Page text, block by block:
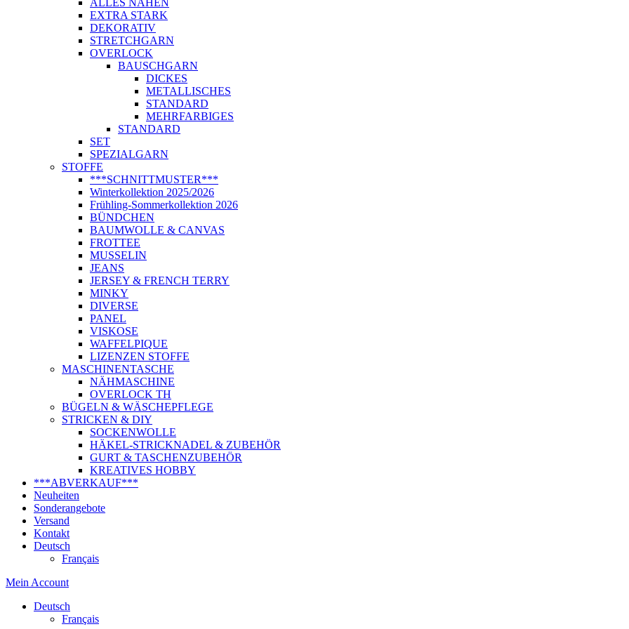
ALLES NÄHEN
EXTRA STARK
DEKORATIV
STRETCHGARN
OVERLOCK
BAUSCHGARN
DICKES
METALLISCHES
STANDARD
MEHRFARBIGES
STANDARD
SET
SPEZIALGARN
STOFFE
***SCHNITTMUSTER***
Winterkollektion 2025/2026
Frühling-Sommerkollektion 2026
BÜNDCHEN
BAUMWOLLE & CANVAS
FROTTEE
MUSSELIN
JEANS
JERSEY & FRENCH TERRY
MINKY
DIVERSE
PANEL
VISKOSE
WAFFELPIQUE
LIZENZEN STOFFE
MASCHINENTASCHE
NÄHMASCHINE
OVERLOCK TH
BÜGELN & WÄSCHEPFLEGE
STRICKEN & DIY
SOCKENWOLLE
HÄKEL-STRICKNADEL & ZUBEHÖR
GURT & TASCHENZUBEHÖR
KREATIVES HOBBY
***ABVERKAUF***
Neuheiten
Sonderangebote
Versand
Kontakt
Deutsch
Français
Mein Account
Deutsch
Français